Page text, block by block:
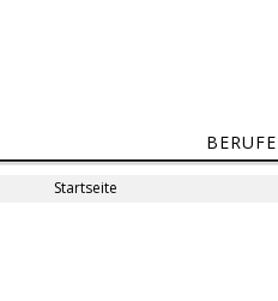
BERUFE
Startseite